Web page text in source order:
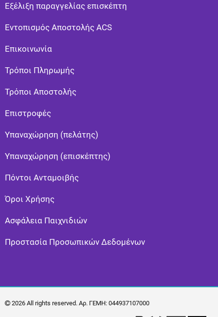
Εξέλιξη παραγγελίας επισκέπτη
Εντοπισμός Αποστολής ACS
Επικοινωνία
Τρόποι Πληρωμής
Τρόποι Αποστολής
Eπιστροφές
Υπαναχώρηση (πελάτης)
Υπαναχώρηση (επισκέπτης)
Πόντοι Ανταμοιβής
Όροι Χρήσης
Ασφάλεια Παιχνιδιών
Προστασία Προσωπικών Δεδομένων
2026 All rights reserved. Αρ. ΓΕΜΗ: 044937107000